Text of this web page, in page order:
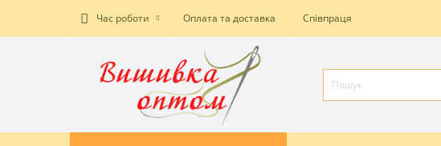
Час роботи Оплата та доставка Співпраця